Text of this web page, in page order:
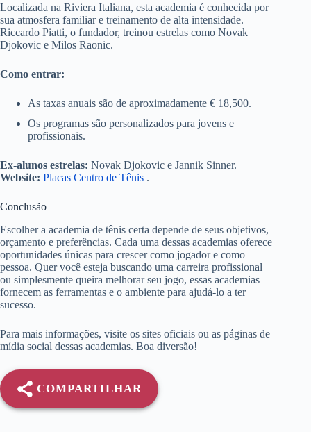
Localizada na Riviera Italiana, esta academia é conhecida por
sua atmosfera familiar e treinamento de alta intensidade.
Riccardo Piatti, o fundador, treinou estrelas como Novak
Djokovic e Milos Raonic.
Como entrar:
As taxas anuais são de aproximadamente € 18,500.
Os programas são personalizados para jovens e
profissionais.
Ex-alunos estrelas: Novak Djokovic e Jannik Sinner.
Website: Placas Centro de Tênis .
Conclusão
Escolher a academia de tênis certa depende de seus objetivos,
orçamento e preferências. Cada uma dessas academias oferece
oportunidades únicas para crescer como jogador e como
pessoa. Quer você esteja buscando uma carreira profissional
ou simplesmente queira melhorar seu jogo, essas academias
fornecem as ferramentas e o ambiente para ajudá-lo a ter
sucesso.
Para mais informações, visite os sites oficiais ou as páginas de
mídia social dessas academias. Boa diversão!
COMPARTILHAR